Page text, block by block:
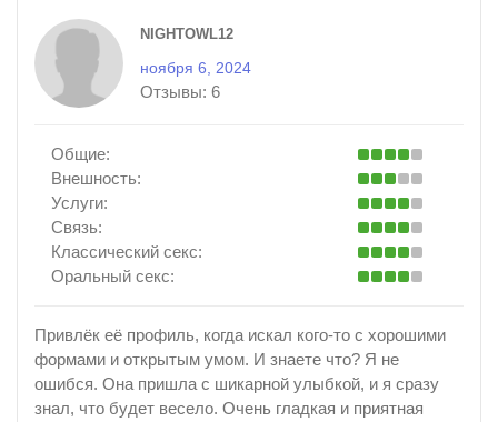
NIGHTOWL12
ноября 6, 2024
Отзывы: 6
Общие:
Внешность:
Услуги:
Связь:
Классический секс:
Оральный секс:
Привлёк её профиль, когда искал кого-то с хорошими
формами и открытым умом. И знаете что? Я не
ошибся. Она пришла с шикарной улыбкой, и я сразу
знал, что будет весело. Очень гладкая и приятная